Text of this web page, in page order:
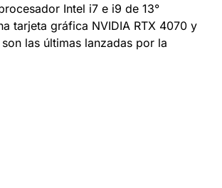
Intel i7 e i9 de 13°
tarjeta gráfica NVIDIA RTX 4070 y
las últimas lanzadas por la